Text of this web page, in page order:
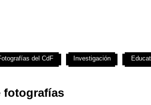
fotografías
del CdF Investigación